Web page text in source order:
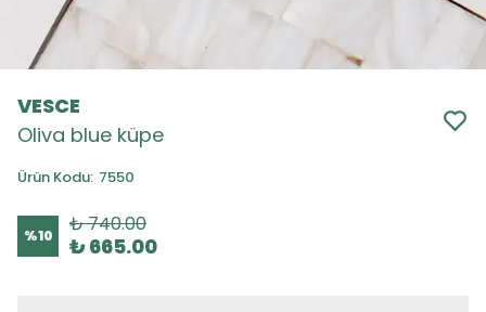
VESCE
Oliva blue küpe
Ürün Kodu: 7550
%10 ₺ 740.00
₺ 665.00